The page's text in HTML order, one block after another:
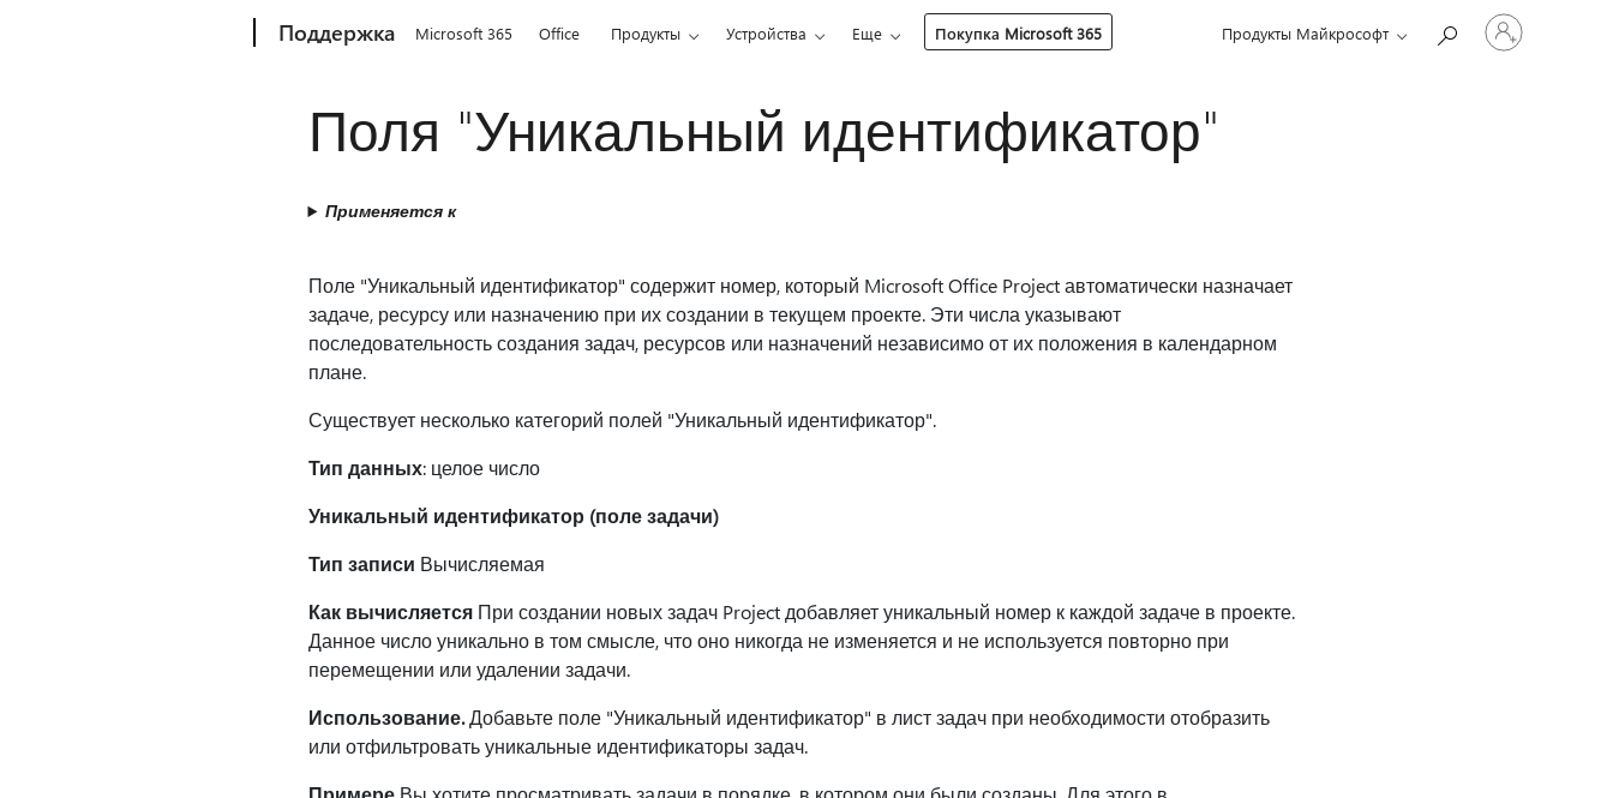
Поддержка Microsoft 365 Office Продукты Устройства Еще Покупка Microsoft 365 Продукты Майкрософт
Войдите
учетную
Поля "Уникальный идентификатор"
Применяется к
Поле "Уникальный идентификатор" содержит номер, который Microsoft Office Project автоматически назначает
задаче, ресурсу или назначению при их создании в текущем проекте. Эти числа указывают
последовательность создания задач, ресурсов или назначений независимо от их положения в календарном
плане.
Существует несколько категорий полей "Уникальный идентификатор".
Тип данных: целое число
Уникальный идентификатор (поле задачи)
Тип записи Вычисляемая
Как вычисляетсяПри создании новых задач Project добавляет уникальный номер к каждой задаче в проекте.
Данное число уникально в том смысле, что оно никогда не изменяется и не используется повторно при
перемещении или удалении задачи.
Использование.Добавьте поле "Уникальный идентификатор" в лист задач при необходимости отобразить
или отфильтровать уникальные идентификаторы задач.